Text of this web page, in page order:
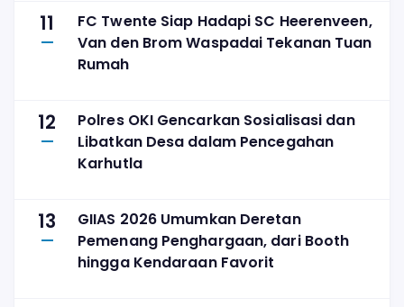
11
FC Twente Siap Hadapi SC Heerenveen,
Van den Brom Waspadai Tekanan Tuan
Rumah
12
Polres OKI Gencarkan Sosialisasi dan
Libatkan Desa dalam Pencegahan
Karhutla
13
GIIAS 2026 Umumkan Deretan
Pemenang Penghargaan, dari Booth
hingga Kendaraan Favorit